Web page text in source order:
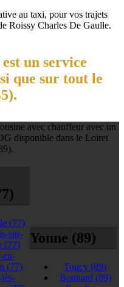
au taxi, pour vos trajets
Roissy Charles De Gaulle.
un service
que sur tout le
avec chauffeur avec un
disponible dans le Loiret
(77)
sur-
(77)
en-
(77)
lès-
Yonne (89)
Toucy(89)
Bonnard (89)